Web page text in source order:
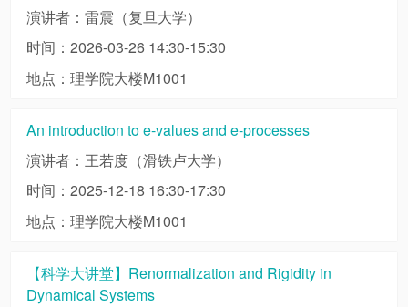
演讲者：雷震（复旦大学）
时间：2026-03-26 14:30-15:30
地点：理学院大楼M1001
An introduction to e-values and e-processes
演讲者：王若度（滑铁卢大学）
时间：2025-12-18 16:30-17:30
地点：理学院大楼M1001
【科学大讲堂】Renormalization and Rigidity in
Dynamical Systems